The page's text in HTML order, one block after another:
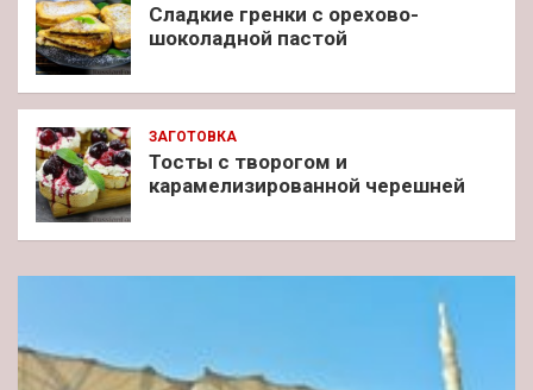
Сладкие гренки с орехово-
шоколадной пастой
ЗАГОТОВКА
Тосты с творогом и
карамелизированной черешней